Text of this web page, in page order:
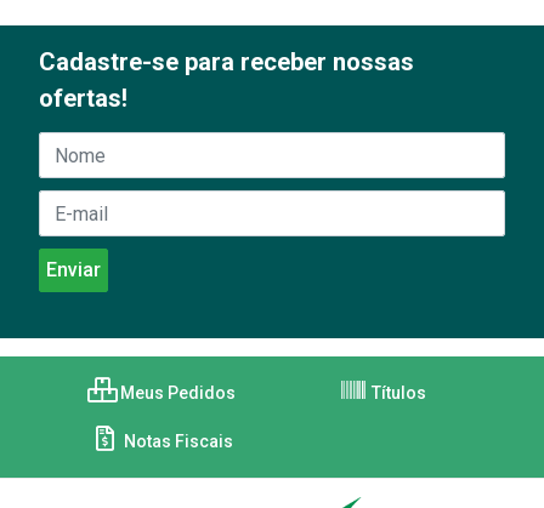
Cadastre-se para receber nossas
ofertas!
Meus Pedidos Títulos
Notas Fiscais